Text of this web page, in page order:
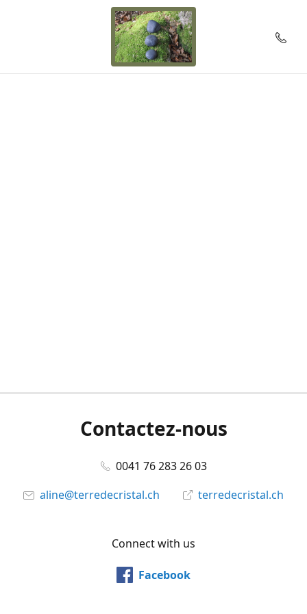
Contactez-nous
0041 76 283 26 03
aline@terredecristal.ch
terredecristal.ch
Connect with us
Facebook